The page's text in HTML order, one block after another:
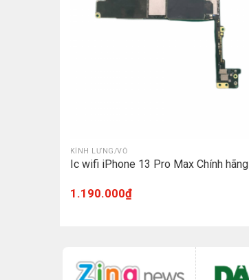
KÍNH LƯNG/VỎ
Ic wifi iPhone 13 Pro Max Chính hãng
1.190.000₫